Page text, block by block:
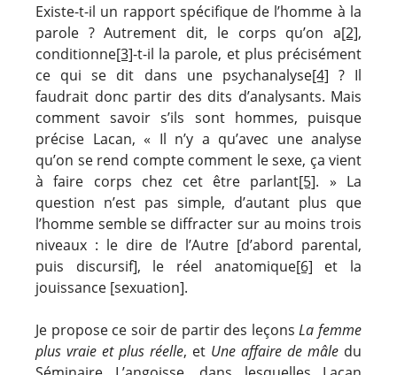
Existe-t-il un rapport spécifique de l’homme à la
parole ? Autrement dit, le corps qu’on a[2],
conditionne[3]-t-il la parole, et plus précisément
ce qui se dit dans une psychanalyse[4] ? Il
faudrait donc partir des dits d’analysants. Mais
comment savoir s’ils sont hommes, puisque
précise Lacan, « Il n’y a qu’avec une analyse
qu’on se rend compte comment le sexe, ça vient
à faire corps chez cet être parlant[5]. » La
question n’est pas simple, d’autant plus que
l’homme semble se diffracter sur au moins trois
niveaux : le dire de l’Autre [d’abord parental,
puis discursif], le réel anatomique[6] et la
jouissance [sexuation].
Je propose ce soir de partir des leçonsLa femme
plus vraie et plus réelle, et Une affaire de mâle du